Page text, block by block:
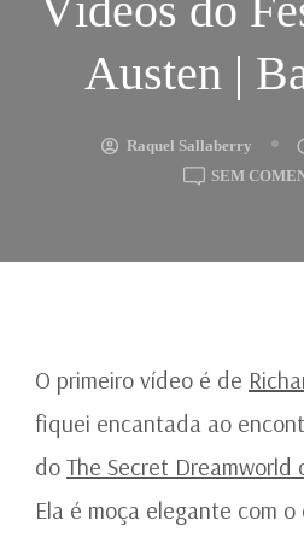
Austen |
Raquel Sallaberry
SEM
O primeiro vídeo é de
fiquei encantada ao
do The Secret Dreamworld
Ela é moça elegante com